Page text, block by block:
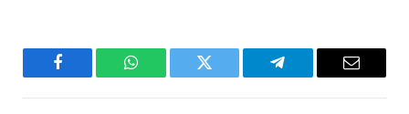
Facebook WhatsAppTwitter Telegram Email